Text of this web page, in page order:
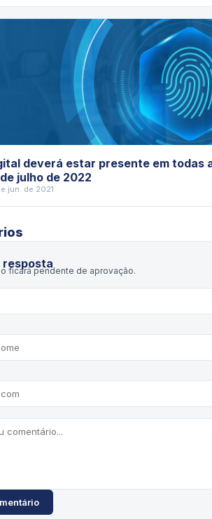
deverá estar presente em todas
julho de 2022
jun. de 2021
s
resposta
ficará pendente de aprovação.